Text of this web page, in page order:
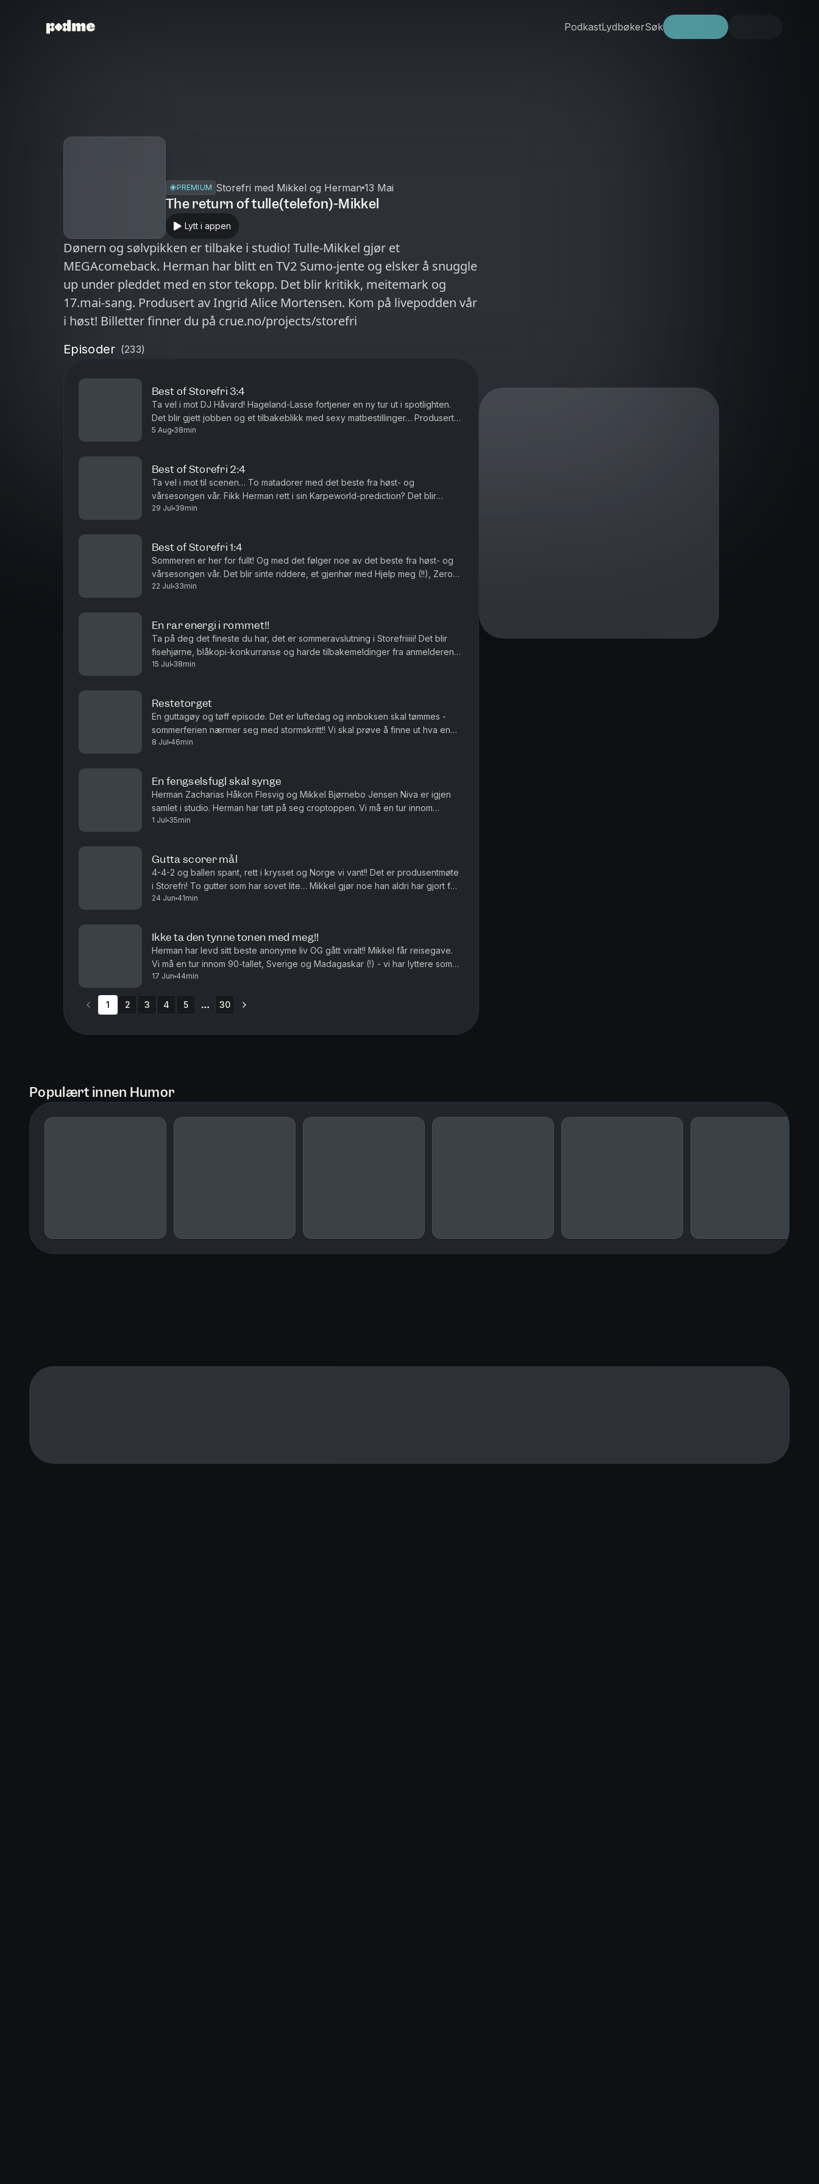
PodkastLydbøkerSøk
PREMIUM Storefri med Mikkel og Herman 13 Mai
The return of tulle(telefon)-Mikkel
Lytt i appen
Dønern og sølvpikken er tilbake i studio! Tulle-Mikkel gjør et
MEGAcomeback. Herman har blitt en TV2 Sumo-jente og elsker å snuggle
up under pleddet med en stor tekopp. Det blir kritikk, meitemark og
17.mai-sang. Produsert av Ingrid Alice Mortensen. Kom på livepodden vår
i høst! Billetter finner du på crue.no/projects/storefri
Episoder (233)
Best of Storefri 3:4
Ta vel i mot DJ Håvard! Hageland-Lasse fortjener en ny tur ut i spotlighten.
Det blir gjett jobben og et tilbakeblikk med sexy matbestillinger… Produsert
av Ingrid Alice Mortensen.
5 Aug 38min
Best of Storefri 2:4
Ta vel i mot til scenen… To matadorer med det beste fra høst- og
vårsesongen vår. Fikk Herman rett i sin Karpeworld-prediction? Det blir
tulletelefon og fis og et gjenhør med hvordan man gjør riktig h...
29 Jul 39min
Best of Storefri 1:4
Sommeren er her for fullt! Og med det følger noe av det beste fra høst- og
vårsesongen vår. Det blir sinte riddere, et gjenhør med Hjelp meg (!!), Zero
Rest Boys Club og Lille Smul. Pluss masse annet ...
22 Jul 33min
En rar energi i rommet!!
Ta på deg det fineste du har, det er sommeravslutning i Storefriiiii! Det blir
fisehjørne, blåkopi-konkurranse og harde tilbakemeldinger fra anmelderen.
15 Jul 38min
Restetorget
En guttagøy og tøff episode. Det er luftedag og innboksen skal tømmes -
sommerferien nærmer seg med stormskritt!! Vi skal prøve å finne ut hva en
god depresjonsdag kan kalles og Paul Jefferson sliter....
8 Jul 46min
En fengselsfugl skal synge
Herman Zacharias Håkon Flesvig og Mikkel Bjørnebo Jensen Niva er igjen
samlet i studio. Herman har tatt på seg croptoppen. Vi må en tur innom
norske fengsler. Det blir trøst, torsk og vi må vokte våre...
1 Jul 35min
Gutta scorer mål
4-4-2 og ballen spant, rett i krysset og Norge vi vant!! Det er produsentmøte
i Storefri! To gutter som har sovet lite… Mikkel gjør noe han aldri har gjort før
og Herman avslører en svakhet. Bare å le...
24 Jun 41min
Ikke ta den tynne tonen med meg!!
Herman har levd sitt beste anonyme liv OG gått viralt!! Mikkel får reisegave.
Vi må en tur innom 90-tallet, Sverige og Madagaskar (!) - vi har lyttere som
har blit ranet.. Produsert av Ingrid Alice Mo...
17 Jun 44min
1 2 3 4 5 30
Populært innen Humor